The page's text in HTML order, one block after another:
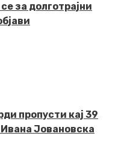
за долготрајни
пропусти кај 39
Ивана Јовановска